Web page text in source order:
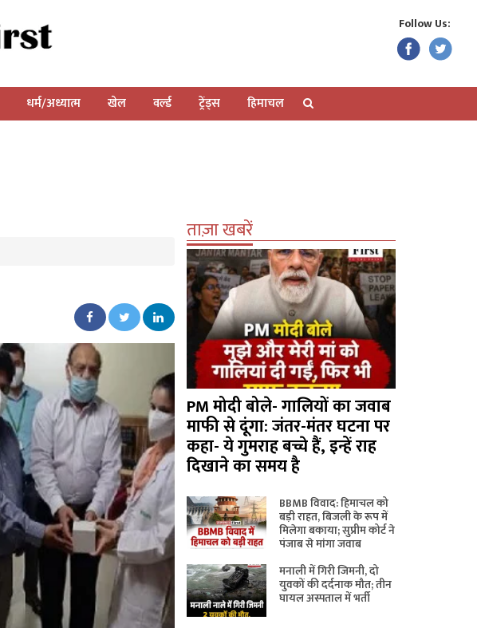
Follow Us:
धर्म/अध्यात्म खेल वर्ल्ड ट्रेंड्स हिमाचल
ताज़ा खबरें
PM मोदी बोले- गालियों का जवाब
माफी से दूंगा: जंतर-मंतर घटना पर
कहा- ये गुमराह बच्चे हैं, इन्हें राह
दिखाने का समय है
BBMB विवाद: हिमाचल को
बड़ी राहत, बिजली के रूप में
मिलेगा बकाया; सुप्रीम कोर्ट ने
पंजाब से मांगा जवाब
मनाली में गिरी जिमनी, दो
युवकों की दर्दनाक मौत; तीन
घायल अस्पताल में भर्ती